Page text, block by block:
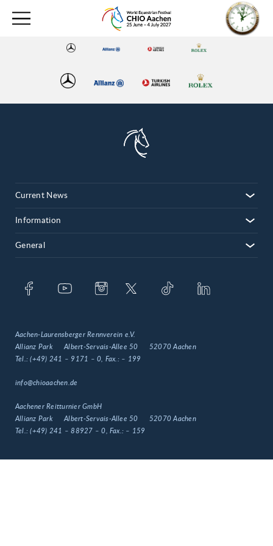
Current News
Information
General
Aachen-Laurensberger Rennverein e.V.
Allianz Park
Albert-Servais-Allee 50
52070 Aachen
Tel.:(+49) 241 – 9171 – 0 , Fax.: – 199
info@chioaachen.de
Aachener Reitturnier GmbH
Allianz Park
Albert-Servais-Allee 50
52070 Aachen
Tel.:(+49) 241 – 88927 – 0 , Fax.: – 159